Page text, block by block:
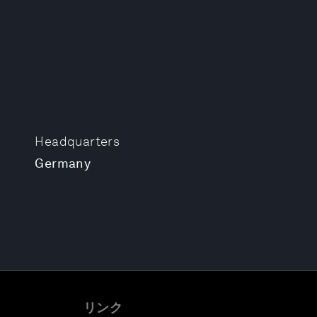
Headquarters
Germany
リンク